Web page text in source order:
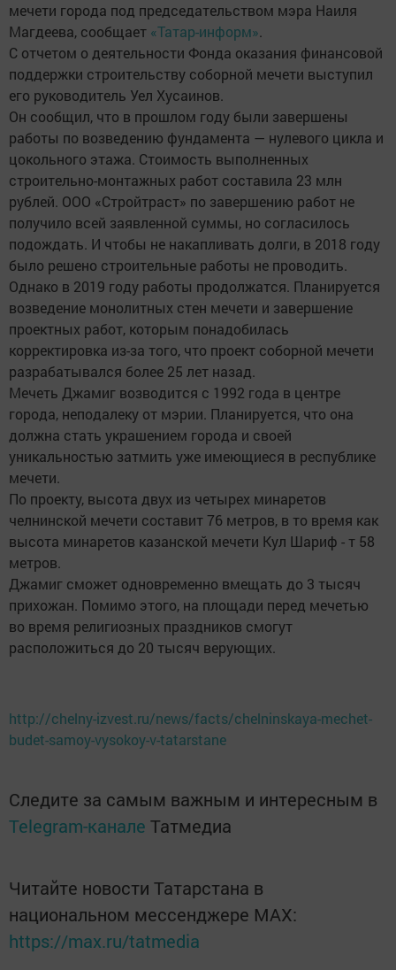
мечети города под председательством мэра Наиля
Магдеева, сообщает «Татар-информ».
С отчетом о деятельности Фонда оказания финансовой
поддержки строительству соборной мечети выступил
его руководитель Уел Хусаинов.
Он сообщил, что в прошлом году были завершены
работы по возведению фундамента — нулевого цикла и
цокольного этажа. Стоимость выполненных
строительно-монтажных работ составила 23 млн
рублей. ООО «Стройтраст» по завершению работ не
получило всей заявленной суммы, но согласилось
подождать. И чтобы не накапливать долги, в 2018 году
было решено строительные работы не проводить.
Однако в 2019 году работы продолжатся. Планируется
возведение монолитных стен мечети и завершение
проектных работ, которым понадобилась
корректировка из-за того, что проект соборной мечети
разрабатывался более 25 лет назад.
Мечеть Джамиг возводится с 1992 года в центре
города, неподалеку от мэрии. Планируется, что она
должна стать украшением города и своей
уникальностью затмить уже имеющиеся в республике
мечети.
По проекту, высота двух из четырех минаретов
челнинской мечети составит 76 метров, в то время как
высота минаретов казанской мечети Кул Шариф - т 58
метров.
Джамиг сможет одновременно вмещать до 3 тысяч
прихожан. Помимо этого, на площади перед мечетью
во время религиозных праздников смогут
расположиться до 20 тысяч верующих.
http://chelny-izvest.ru/news/facts/chelninskaya-mechet-
budet-samoy-vysokoy-v-tatarstane
Следите за самым важным и интересным в
Telegram-канале Татмедиа
Читайте новости Татарстана в
национальном мессенджере MАХ:
https://max.ru/tatmedia